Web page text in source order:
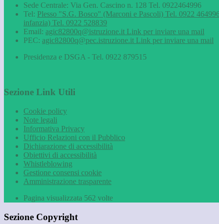
Sede Centrale: Via Gen. Cascino n. 128 Tel. 0922464996
Tel: Plesso "S.G. Bosco" (Marconi e Pascoli) Tel. 0922
infanzia) Tel. 0922 528839
Email: agic82800q@istruzione.it Link per inviare una mail
PEC: agic82800q@pec.istruzione.it Link per inviare una mail
Presidenza e DSGA - Tel. 0922 879515
Sezione Link Utili
Cookie policy
Note legali
Informativa Privacy
Ufficio Relazioni con il Pubblico
Dichiarazione di accessibilità
Obiettivi di accessibilità
Whistleblowing
Gestione consensi cookie
Amministrazione trasparente
Pagina visualizzata 562 volte
Sezione Copyright